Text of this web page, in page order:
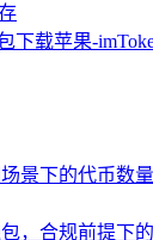
下载苹果-
景下的代币数
，合规前提下